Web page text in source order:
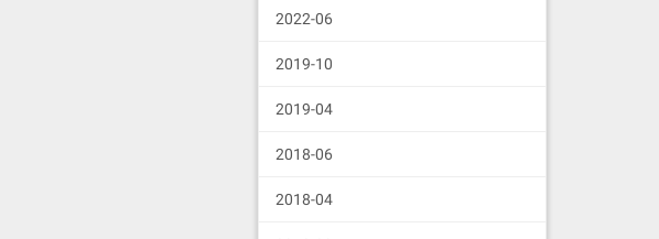
2022-06
2019-10
2019-04
2018-06
2018-04